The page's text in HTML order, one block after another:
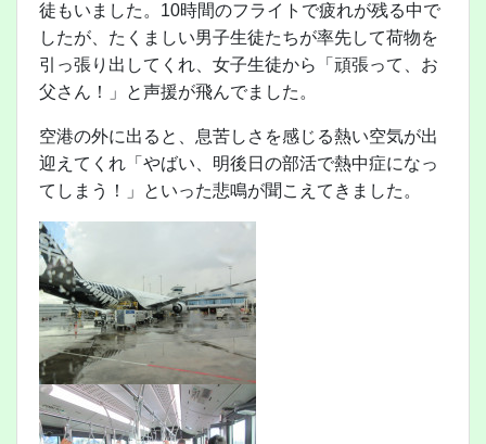
徒もいました。10時間のフライトで疲れが残る中で
したが、たくましい男子生徒たちが率先して荷物を
引っ張り出してくれ、女子生徒から「頑張って、お
父さん！」と声援が飛んでました。
空港の外に出ると、息苦しさを感じる熱い空気が出
迎えてくれ「やばい、明後日の部活で熱中症になっ
てしまう！」といった悲鳴が聞こえてきました。